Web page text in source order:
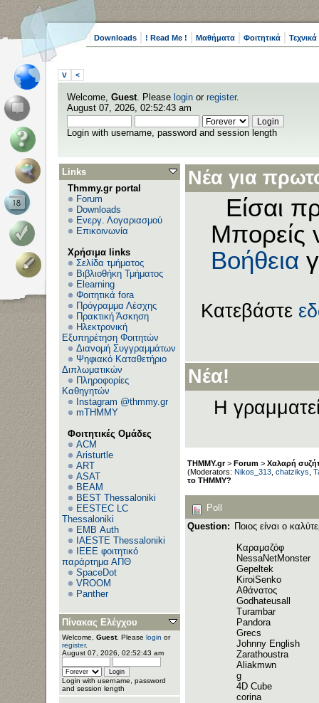
Downloads ! Read Me ! Μαθήματα Φοιτητικά
V <
Welcome, Guest. Please login or register.
August 07, 2026, 02:52:43 am
Login with username, password and session length
Links
Thmmy.gr portal
Forum
Downloads
Ενεργ. Λογαριασμού
Επικοινωνία
Χρήσιμα links
Σελίδα τμήματος
Βιβλιοθήκη Τμήματος
Elearning
Φοιτητικά fora
Πρόγραμμα Λέσχης
Πρακτική Άσκηση
Ηλεκτρονική
Εξυπηρέτηση Φοιτητών
Διανομή Συγγραμμάτων
Ψηφιακό Καταθετήριο
Διπλωματικών
Πληροφορίες
Καθηγητών
Instagram @thmmy.gr
mTHMMY
Φοιτητικές Ομάδες
ACM
Aristurtle
ART
ASAT
BEAM
BEST Thessaloniki
EESTEC LC
Thessaloniki
EΜΒ Auth
IAESTE Thessaloniki
IEEE φοιτητικό
παράρτημα ΑΠΘ
SpaceDot
VROOM
Panther
Πίνακας Ελέγχου
Welcome, Guest. Please login or
register.
August 07, 2026, 02:52:43 am
Login with username, password
and session length
Νέα για
Είσαι
Μπορείς
Βοήθεια
Κατεβάστε
Νέα!
Η
THMMY.gr> Forum > Χαλαρή
(Moderators: Nikos_313, chatzikys,
το ΤΗΜΜΥ?
Poll
Question: Ποιος είναι ο
Καραμαζόφ
NessaNetMonster
Gepeltek
KiroiSenko
Αθάνατος
Godhateusall
Turambar
Pandora
Grecs
Johnny English
Zarathoustra
Aliakmwn
g
4D Cube
corina